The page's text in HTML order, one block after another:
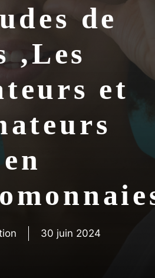
de
,Les
et
en
30 juin 2024